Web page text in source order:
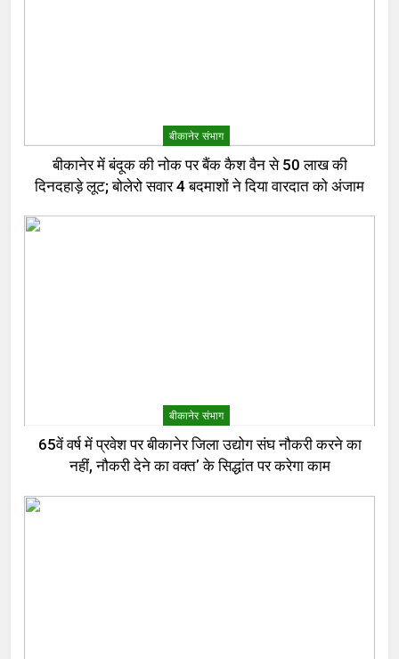
बीकानेर संभाग
बीकानेर में बंदूक की नोक पर बैंक कैश वैन से 50 लाख की
दिनदहाड़े लूट; बोलेरो सवार 4 बदमाशों ने दिया वारदात को अंजाम
बीकानेर संभाग
65वें वर्ष में प्रवेश पर बीकानेर जिला उद्योग संघ नौकरी करने का
नहीं, नौकरी देने का वक्त’ के सिद्धांत पर करेगा काम